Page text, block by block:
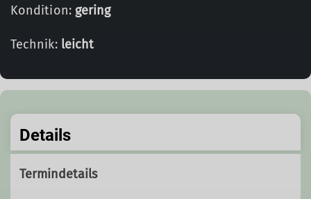
Kondition: gering
Technik: leicht
Details
Termindetails